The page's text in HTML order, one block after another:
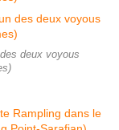
deux voyous